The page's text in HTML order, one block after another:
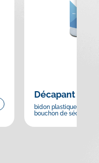
Décapant PVC
bidon plastique avec
bouchon de sécurite